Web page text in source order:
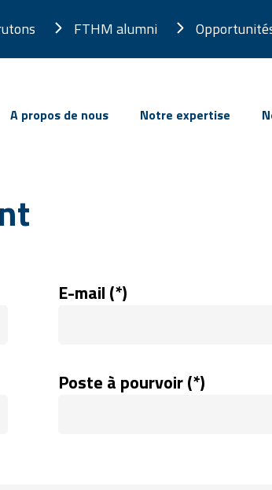
FTHM alumni
A propos de nous Notre expertise
E-mail (*)
Poste à pourvoir (*)